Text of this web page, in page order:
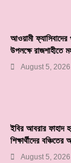
আওয়ামী
উপলক্ষে রাজশাহীতে
August 5, 2026
ইবির আবরার ফাহাদ
শিক্ষার্থীদের
August 5, 2026